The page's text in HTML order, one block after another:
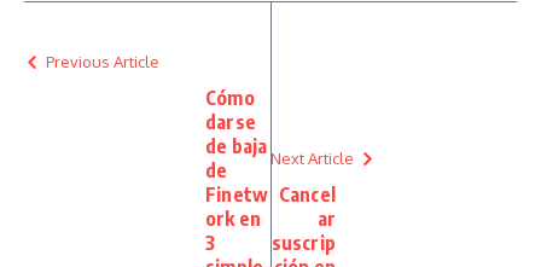
Previous Article
Cómo
darse
de baja
de
Finetw
ork en
3
Next Article
Cancel
ar
suscrip